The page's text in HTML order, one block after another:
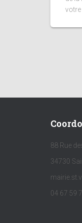
88 Rue
34730
04 67 59